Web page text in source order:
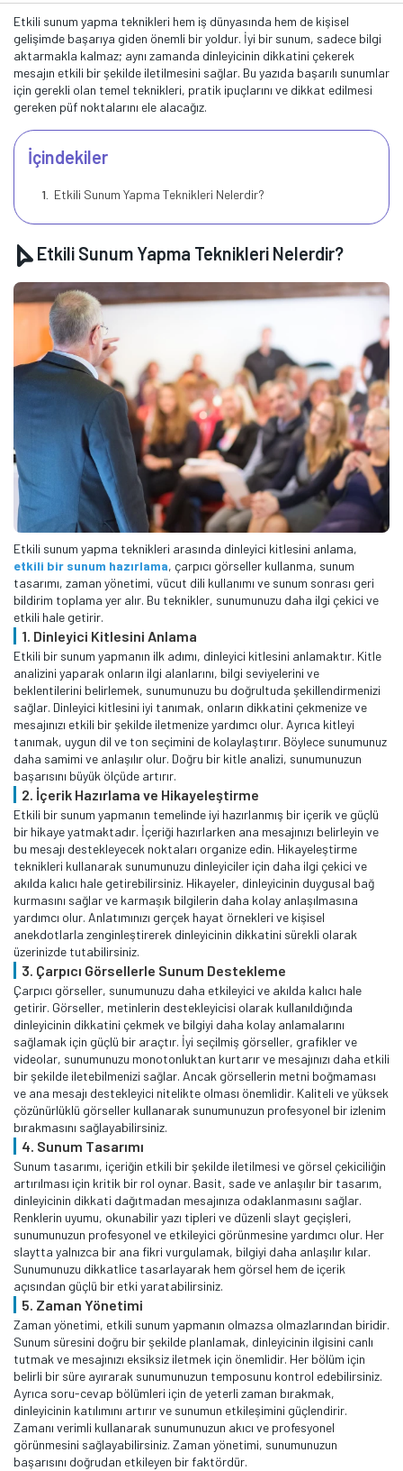
Etkili sunum yapma teknikleri hem iş dünyasında hem de kişisel
gelişimde başarıya giden önemli bir yoldur. İyi bir sunum, sadece bilgi
aktarmakla kalmaz; aynı zamanda dinleyicinin dikkatini çekerek
mesajın etkili bir şekilde iletilmesini sağlar. Bu yazıda başarılı sunumlar
için gerekli olan temel teknikleri, pratik ipuçlarını ve dikkat edilmesi
gereken püf noktalarını ele alacağız.
İçindekiler
Etkili Sunum Yapma Teknikleri Nelerdir?
Etkili Sunum Yapma Teknikleri Nelerdir?
Etkili sunum yapma teknikleri arasında dinleyici kitlesini anlama,
etkili bir sunum hazırlama, çarpıcı görseller kullanma, sunum
tasarımı, zaman yönetimi, vücut dili kullanımı ve sunum sonrası geri
bildirim toplama yer alır. Bu teknikler, sunumunuzu daha ilgi çekici ve
etkili hale getirir.
1. Dinleyici Kitlesini Anlama
Etkili bir sunum yapmanın ilk adımı, dinleyici kitlesini anlamaktır. Kitle
analizini yaparak onların ilgi alanlarını, bilgi seviyelerini ve
beklentilerini belirlemek, sunumunuzu bu doğrultuda şekillendirmenizi
sağlar. Dinleyici kitlesini iyi tanımak, onların dikkatini çekmenize ve
mesajınızı etkili bir şekilde iletmenize yardımcı olur. Ayrıca kitleyi
tanımak, uygun dil ve ton seçimini de kolaylaştırır. Böylece sunumunuz
daha samimi ve anlaşılır olur. Doğru bir kitle analizi, sunumunuzun
başarısını büyük ölçüde artırır.
2. İçerik Hazırlama ve Hikayeleştirme
Etkili bir sunum yapmanın temelinde iyi hazırlanmış bir içerik ve güçlü
bir hikaye yatmaktadır. İçeriği hazırlarken ana mesajınızı belirleyin ve
bu mesajı destekleyecek noktaları organize edin. Hikayeleştirme
teknikleri kullanarak sunumunuzu dinleyiciler için daha ilgi çekici ve
akılda kalıcı hale getirebilirsiniz. Hikayeler, dinleyicinin duygusal bağ
kurmasını sağlar ve karmaşık bilgilerin daha kolay anlaşılmasına
yardımcı olur. Anlatımınızı gerçek hayat örnekleri ve kişisel
anekdotlarla zenginleştirerek dinleyicinin dikkatini sürekli olarak
üzerinizde tutabilirsiniz.
3. Çarpıcı Görsellerle Sunum Destekleme
Çarpıcı görseller, sunumunuzu daha etkileyici ve akılda kalıcı hale
getirir. Görseller, metinlerin destekleyicisi olarak kullanıldığında
dinleyicinin dikkatini çekmek ve bilgiyi daha kolay anlamalarını
sağlamak için güçlü bir araçtır. İyi seçilmiş görseller, grafikler ve
videolar, sunumunuzu monotonluktan kurtarır ve mesajınızı daha etkili
bir şekilde iletebilmenizi sağlar. Ancak görsellerin metni boğmaması
ve ana mesajı destekleyici nitelikte olması önemlidir. Kaliteli ve yüksek
çözünürlüklü görseller kullanarak sunumunuzun profesyonel bir izlenim
bırakmasını sağlayabilirsiniz.
4. Sunum Tasarımı
Sunum tasarımı, içeriğin etkili bir şekilde iletilmesi ve görsel çekiciliğin
artırılması için kritik bir rol oynar. Basit, sade ve anlaşılır bir tasarım,
dinleyicinin dikkati dağıtmadan mesajınıza odaklanmasını sağlar.
Renklerin uyumu, okunabilir yazı tipleri ve düzenli slayt geçişleri,
sunumunuzun profesyonel ve etkileyici görünmesine yardımcı olur. Her
slaytta yalnızca bir ana fikri vurgulamak, bilgiyi daha anlaşılır kılar.
Sunumunuzu dikkatlice tasarlayarak hem görsel hem de içerik
açısından güçlü bir etki yaratabilirsiniz.
5. Zaman Yönetimi
Zaman yönetimi, etkili sunum yapmanın olmazsa olmazlarından biridir.
Sunum süresini doğru bir şekilde planlamak, dinleyicinin ilgisini canlı
tutmak ve mesajınızı eksiksiz iletmek için önemlidir. Her bölüm için
belirli bir süre ayırarak sunumunuzun temposunu kontrol edebilirsiniz.
Ayrıca soru-cevap bölümleri için de yeterli zaman bırakmak,
dinleyicinin katılımını artırır ve sunumun etkileşimini güçlendirir.
Zamanı verimli kullanarak sunumunuzun akıcı ve profesyonel
görünmesini sağlayabilirsiniz. Zaman yönetimi, sunumunuzun
başarısını doğrudan etkileyen bir faktördür.